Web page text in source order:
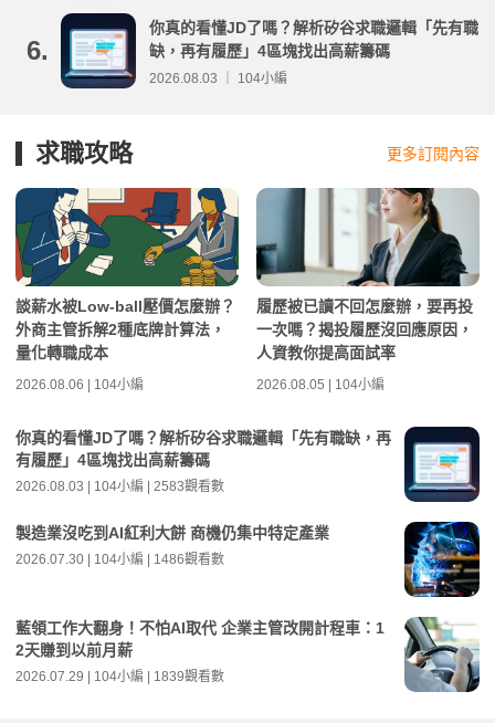
6.
你真的看懂JD了嗎？解析矽谷求職邏輯「先有職
缺，再有履歷」4區塊找出高薪籌碼
2026.08.03 ｜ 104小編
求職攻略 更多訂閱內容
談薪水被Low-ball壓價怎麼辦？
外商主管拆解2種底牌計算法，
量化轉職成本
2026.08.06 | 104小編
履歷被已讀不回怎麼辦，要再投
一次嗎？揭投履歷沒回應原因，
人資教你提高面試率
2026.08.05 | 104小編
你真的看懂JD了嗎？解析矽谷求職邏輯「先有職缺，再
有履歷」4區塊找出高薪籌碼
2026.08.03 | 104小編 | 2583觀看數
製造業沒吃到AI紅利大餅 商機仍集中特定產業
2026.07.30 | 104小編 | 1486觀看數
藍領工作大翻身！不怕AI取代 企業主管改開計程車：1
2天賺到以前月薪
2026.07.29 | 104小編 | 1839觀看數